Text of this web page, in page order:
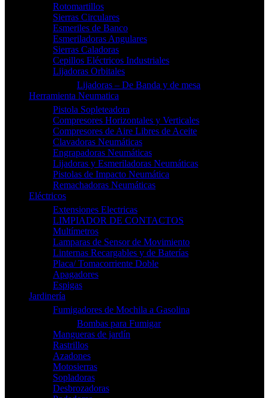
Rotomartillos
Sierras Circulares
Esmeriles de Banco
Esmeriladoras Angulares
Sierras Caladoras
Cepillos Eléctricos Industriales
Lijadoras Orbitales
Lijadoras – De Banda y de mesa
Herramienta Neumatica
Pistola Sopleteadora
Compresores Horizontales y Verticales
Compresores de Aire Libres de Aceite
Clavadoras Neumáticas
Engrapadoras Neumáticas
Lijadoras y Esmeriladoras Neumáticas
Pistolas de Impacto Neumática
Remachadoras Neumáticas
Eléctricos
Extensiones Electricas
LIMPIADOR DE CONTACTOS
Multímetros
Lamparas de Sensor de Movimiento
Linternas Recargables y de Baterías
Placa/ Tomacorriente Doble
Apagadores
Espigas
Jardinería
Fumigadores de Mochila a Gasolina
Bombas para Fumigar
Mangueras de jardín
Rastrillos
Azadones
Motosierras
Sopladoras
Desbrozadoras